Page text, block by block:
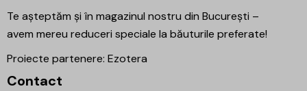
Te așteptăm și în magazinul nostru din București –
avem mereu reduceri speciale la băuturile preferate!
Proiecte partenere: Ezotera
Contact